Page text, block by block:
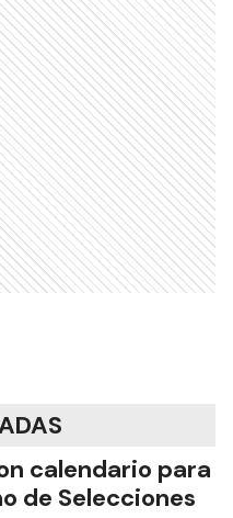
calendario para
de Selecciones